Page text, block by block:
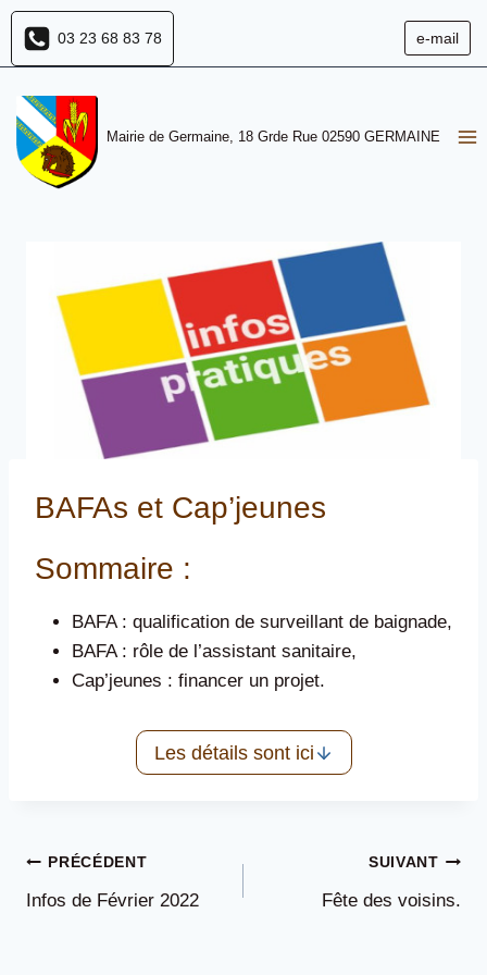
Aller
contenu
03 23 68 83 78 e-mail
Mairie de Germaine, 18 Grde Rue 02590 GERMAINE
BAFAs et Cap’jeunes
Sommaire :
BAFA : qualification de surveillant de baignade,
BAFA : rôle de l’assistant sanitaire,
Cap’jeunes : financer un projet.
Les détails sont ici
Navigation
PRÉCÉDENT
Infos de Février 2022
SUIVANT
Fête des voisins.